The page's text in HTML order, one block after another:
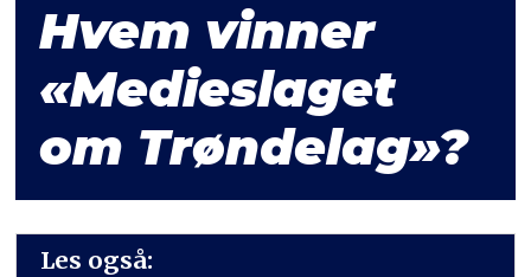
Hvem vinner
«Medieslaget
om Trøndelag»?
Les også: